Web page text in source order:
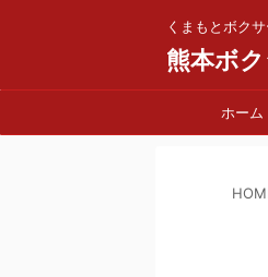
くまもとボク
熊本ボ
ホーム